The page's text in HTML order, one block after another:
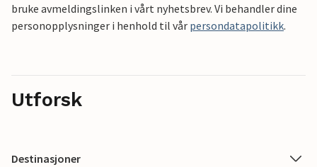
bruke avmeldingslinken i vårt nyhetsbrev. Vi behandler dine
personopplysninger i henhold til vår persondatapolitikk.
Utforsk
Destinasjoner